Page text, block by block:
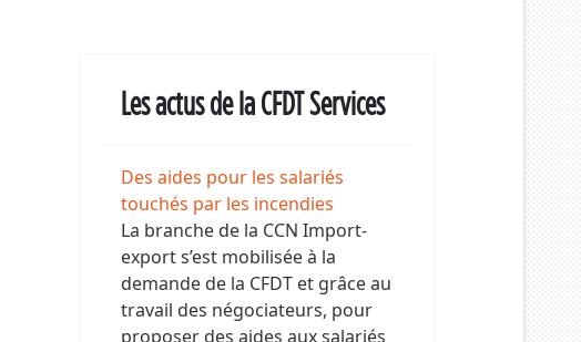
Les actus de la CFDT Services
Des aides pour les salariés
touchés par les incendies
La branche de la CCN Import-
export s’est mobilisée à la
demande de la CFDT et grâce au
travail des négociateurs, pour
proposer des aides aux salariés